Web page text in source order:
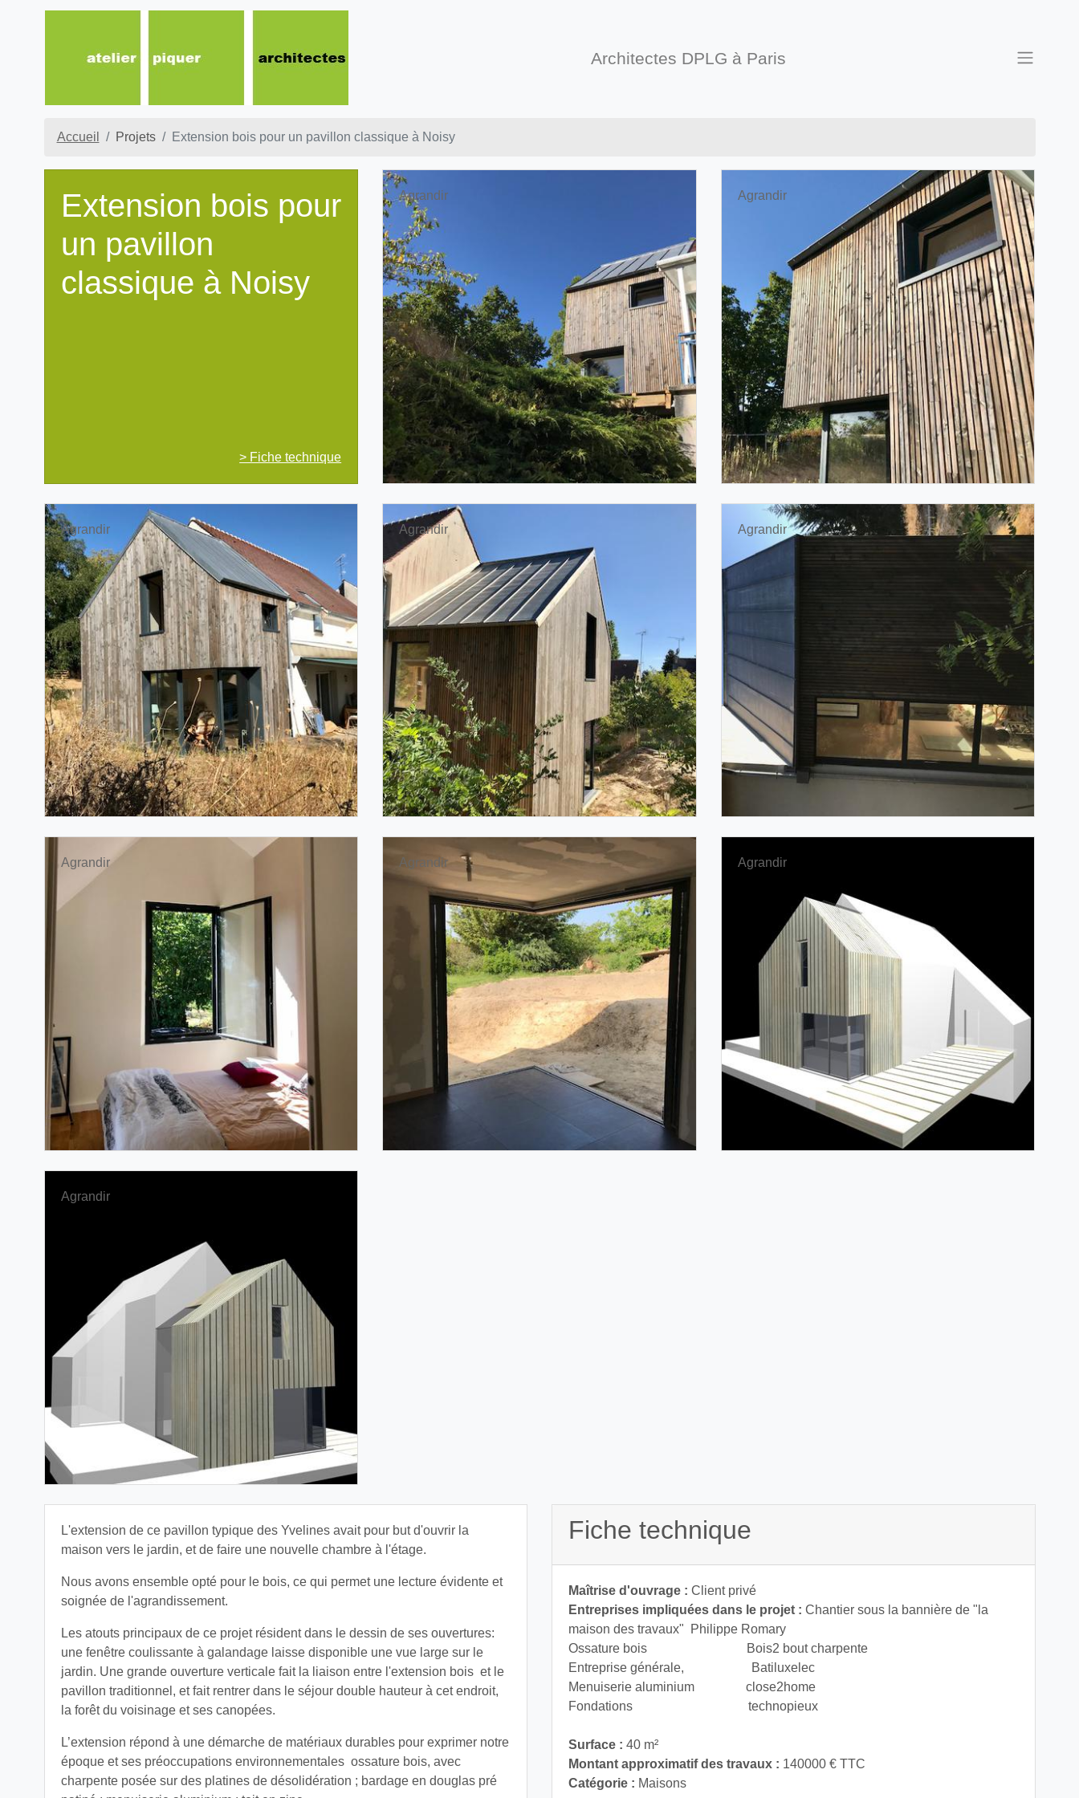
Architectes DPLG à Paris
Accueil Projets Extension bois pour un pavillon classique à Noisy
Extension bois pour
un pavillon
classique à Noisy
> Fiche technique
Agrandir Agrandir
Agrandir Agrandir Agrandir
Agrandir Agrandir Agrandir
Agrandir
L'extension de ce pavillon typique des Yvelines avait pour but d'ouvrir la
maison vers le jardin, et de faire une nouvelle chambre à l'étage.
Nous avons ensemble opté pour le bois, ce qui permet une lecture évidente et
soignée de l'agrandissement.
Les atouts principaux de ce projet résident dans le dessin de ses ouvertures:
une fenêtre coulissante à galandage laisse disponible une vue large sur le
jardin. Une grande ouverture verticale fait la liaison entre l'extension bois et le
pavillon traditionnel, et fait rentrer dans le séjour double hauteur à cet endroit,
la forêt du voisinage et ses canopées.
L’extension répond à une démarche de matériaux durables pour exprimer notre
époque et ses préoccupations environnementales ossature bois, avec
charpente posée sur des platines de désolidération ; bardage en douglas pré
Fiche technique
Maîtrise d'ouvrage : Client privé
Entreprises impliquées dans le projet : Chantier sous la bannière de "la
maison des travaux" Philippe Romary
Ossature bois Bois2 bout charpente
Entreprise générale, Batiluxelec
Menuiserie aluminium close2home
Fondations technopieux
Surface : 40 m²
Montant approximatif des travaux : 140000 € TTC
Catégorie : Maisons